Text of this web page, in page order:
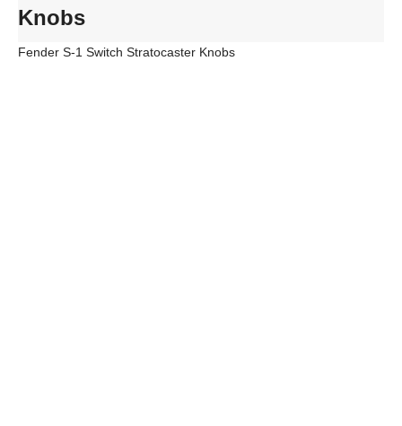
Knobs
Fender S-1 Switch Stratocaster Knobs